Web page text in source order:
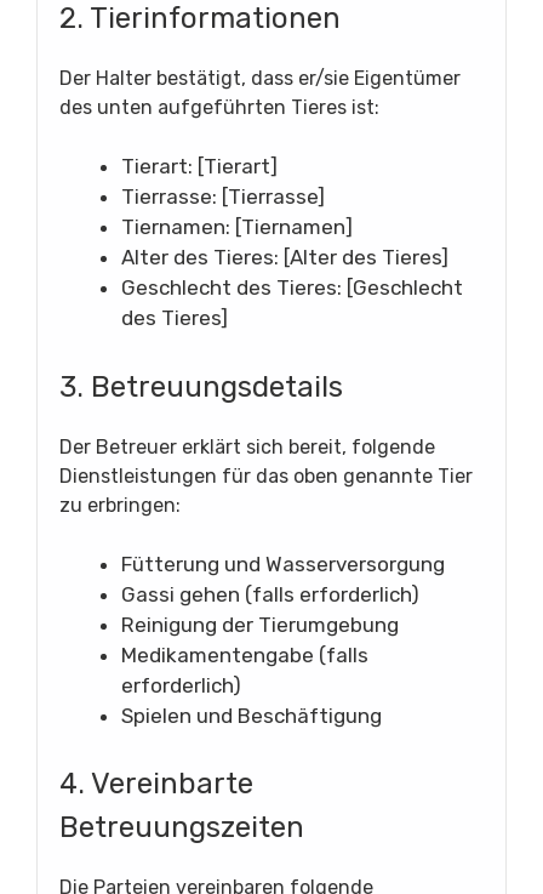
2. Tierinformationen
Der Halter bestätigt, dass er/sie Eigentümer
des unten aufgeführten Tieres ist:
Tierart: [Tierart]
Tierrasse: [Tierrasse]
Tiernamen: [Tiernamen]
Alter des Tieres: [Alter des Tieres]
Geschlecht des Tieres: [Geschlecht
des Tieres]
3. Betreuungsdetails
Der Betreuer erklärt sich bereit, folgende
Dienstleistungen für das oben genannte Tier
zu erbringen:
Fütterung und Wasserversorgung
Gassi gehen (falls erforderlich)
Reinigung der Tierumgebung
Medikamentengabe (falls
erforderlich)
Spielen und Beschäftigung
4. Vereinbarte
Betreuungszeiten
Die Parteien vereinbaren folgende